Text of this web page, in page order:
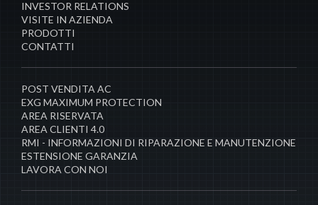
INVESTOR RELATIONS
VISITE IN AZIENDA
PRODOTTI
CONTATTI
POST VENDITA AC
EXG MAXIMUM PROTECTION
AREA RISERVATA
AREA CLIENTI 4.0
RMI - INFORMAZIONI DI RIPARAZIONE E MANUTENZIONE
ESTENSIONE GARANZIA
LAVORA CON NOI